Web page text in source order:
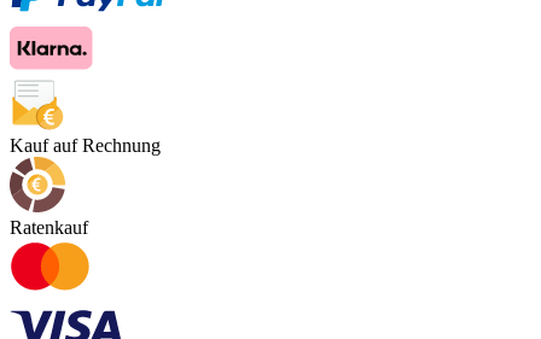
Kauf auf Rechnung
Ratenkauf